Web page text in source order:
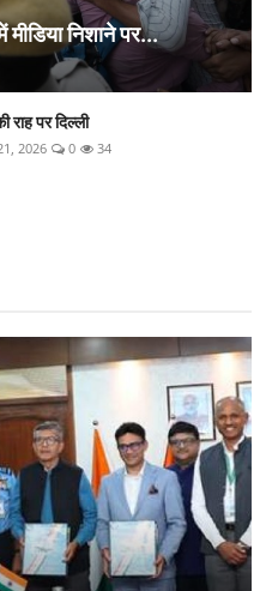
निशाने पर...
पर दिल्ली
2026 0 34